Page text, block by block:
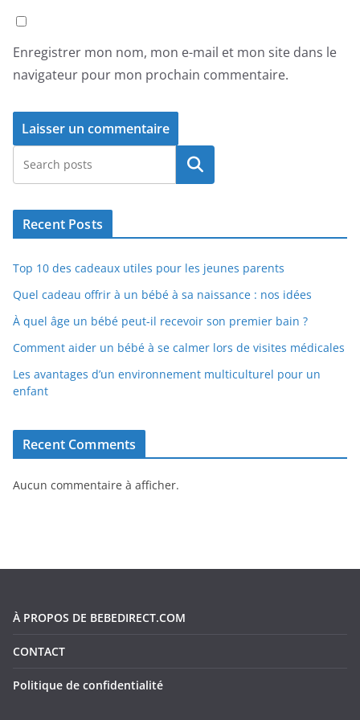
Enregistrer mon nom, mon e-mail et mon site dans le
navigateur pour mon prochain commentaire.
Rechercher
Recent Posts
Top 10 des cadeaux utiles pour les jeunes parents
Quel cadeau offrir à un bébé à sa naissance : nos idées
À quel âge un bébé peut-il recevoir son premier bain ?
Comment aider un bébé à se calmer lors de visites médicales
Les avantages d’un environnement multiculturel pour un
enfant
Recent Comments
Aucun commentaire à afficher.
À PROPOS DE BEBEDIRECT.COM
CONTACT
Politique de confidentialité